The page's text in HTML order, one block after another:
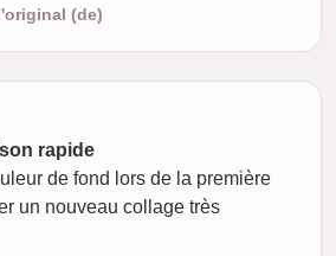
(de)
rapide
de fond lors de la première
un nouveau collage très